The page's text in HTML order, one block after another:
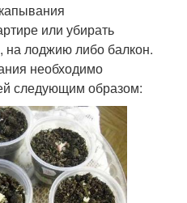
или убирать
на лоджию либо балкон.
необходимо
следующим образом: